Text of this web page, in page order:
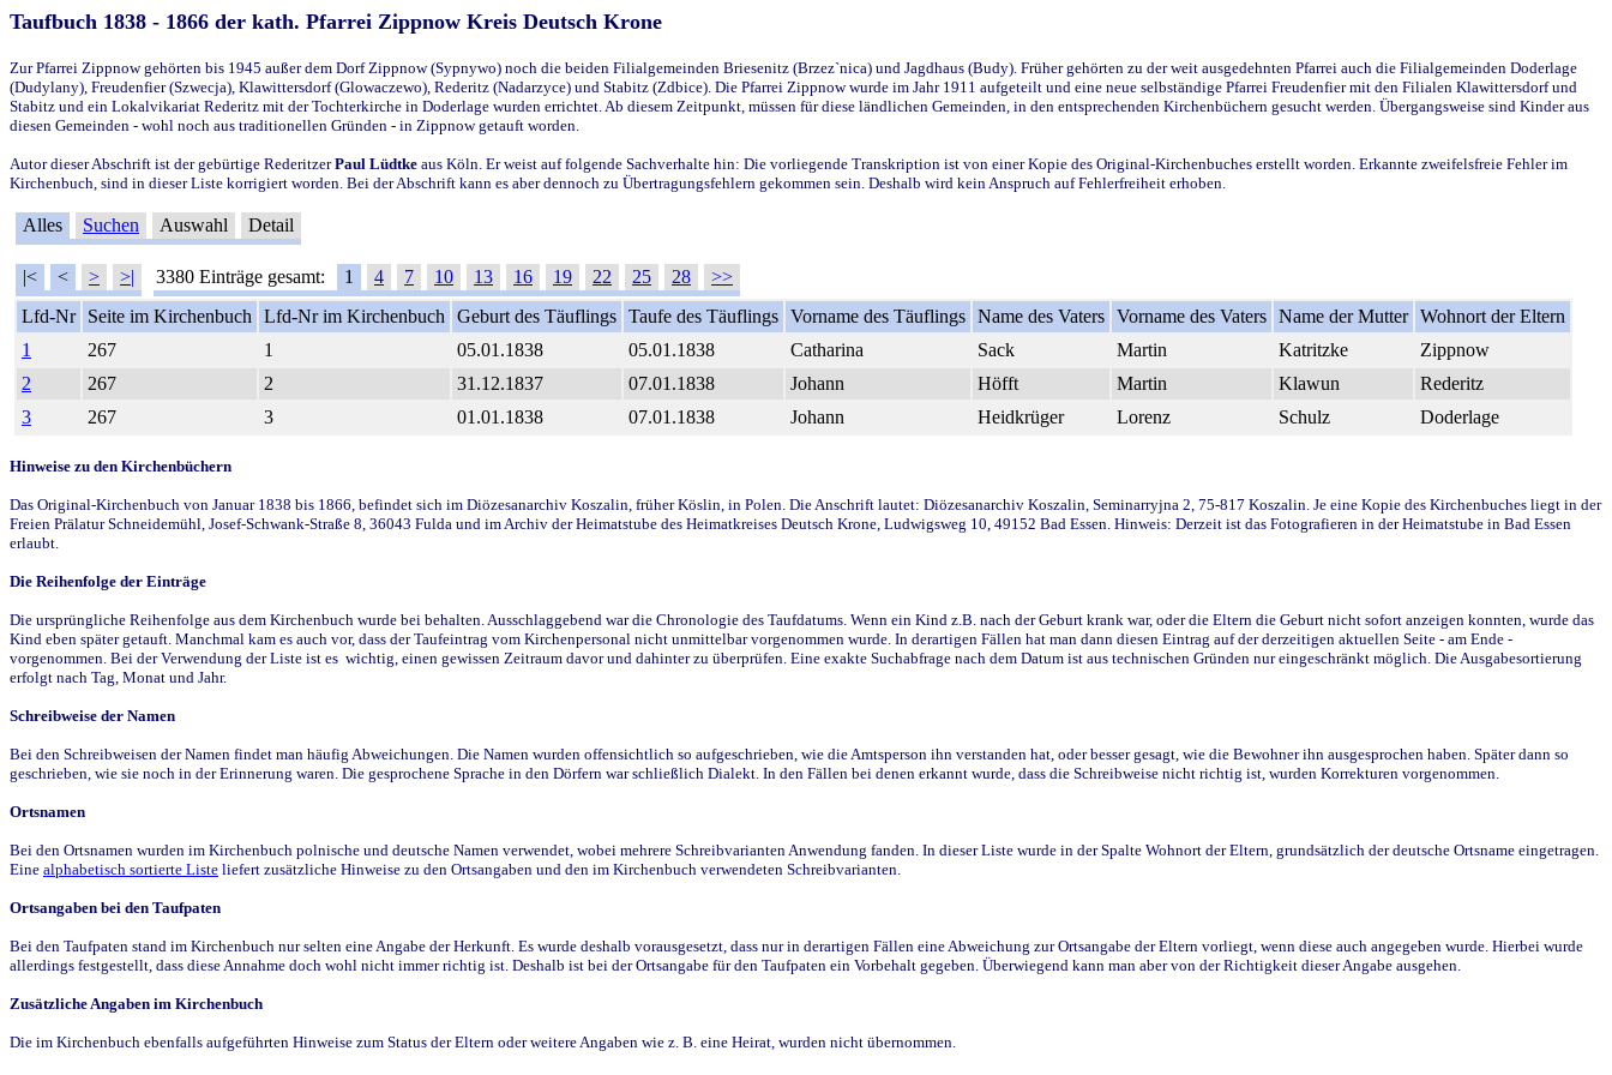
Taufbuch 1838 - 1866 der kath. Pfarrei Zippnow Kreis Deutsch Krone
Zur Pfarrei Zippnow gehörten bis 1945 außer dem Dorf Zippnow (Sypnywo) noch die beiden Filialgemeinden Briesenitz (Brzez`nica) und Jagdhaus (Budy). Früher gehörten zu der weit ausgedehnten Pfarrei auch die Filialgemeinden Doderlage
(Dudylany), Freudenfier (Szwecja), Klawittersdorf (Glowaczewo), Rederitz (Nadarzyce) und Stabitz (Zdbice). Die Pfarrei Zippnow wurde im Jahr 1911 aufgeteilt und eine neue selbständige Pfarrei Freudenfier mit den Filialen Klawittersdorf und
Stabitz und ein Lokalvikariat Rederitz mit der Tochterkirche in Doderlage wurden errichtet. Ab diesem Zeitpunkt, müssen für diese ländlichen Gemeinden, in den entsprechenden Kirchenbüchern gesucht werden. Übergangsweise sind Kinder aus
diesen Gemeinden - wohl noch aus traditionellen Gründen - in Zippnow getauft worden.
Autor dieser Abschrift ist der gebürtige RederitzerPaul Lüdtke aus Köln. Er weist auf folgende Sachverhalte hin: Die vorliegende Transkription ist von einer Kopie des Original-Kirchenbuches erstellt worden. Erkannte zweifelsfreie Fehler im
Kirchenbuch, sind in dieser Liste korrigiert worden. Bei der Abschrift kann es aber dennoch zu Übertragungsfehlern gekommen sein. Deshalb wird kein Anspruch auf Fehlerfreiheit erhoben.
Alles Suchen Auswahl Detail
|< < > >| 3380 Einträge gesamt: 1 4 7 10 13 16 19 22 25 28
>>
Lfd-Nr
Seite im Kirchenbuch Lfd-Nr im Kirchenbuch Geburt des Täuflings Taufe des Täuflings Vorname des Täuflings Name des Vaters Vorname des Vaters Name der Mutter Wohnort der Eltern
1
267 1 05.01.1838 05.01.1838 Catharina Sack Martin Katritzke
Zippnow
2
267 2 31.12.1837 07.01.1838 Johann Höfft Martin Klawun
Rederitz
3
267 3 01.01.1838 07.01.1838 Johann Heidkrüger Lorenz Schulz Doderlage
Hinweise zu den Kirchenbüchern
Das Original-Kirchenbuch von Januar 1838 bis 1866, befindet sich im Diözesanarchiv Koszalin, früher Köslin, in Polen. Die Anschrift lautet: Diözesanarchiv Koszalin, Seminarryjna 2, 75-817 Koszalin. Je eine Kopie des Kirchenbuches liegt in der
Freien Prälatur Schneidemühl, Josef-Schwank-Straße 8, 36043 Fulda und im Archiv der Heimatstube des Heimatkreises Deutsch Krone, Ludwigsweg 10, 49152 Bad Essen. Hinweis: Derzeit ist das Fotografieren in der Heimatstube in Bad Essen
erlaubt.
Die Reihenfolge der Einträge
Die ursprüngliche Reihenfolge aus dem Kirchenbuch wurde bei behalten. Ausschlaggebend war die Chronologie des Taufdatums. Wenn ein Kind z.B. nach der Geburt krank war, oder die Eltern die Geburt nicht sofort anzeigen konnten, wurde das
Kind eben später getauft. Manchmal kam es auch vor, dass der Taufeintrag vom Kirchenpersonal nicht unmittelbar vorgenommen wurde. In derartigen Fällen hat man dann diesen Eintrag auf der derzeitigen aktuellen Seite - am Ende -
vorgenommen. Bei der Verwendung der Liste ist es wichtig, einen gewissen Zeitraum davor und dahinter zu überprüfen. Eine exakte Suchabfrage nach dem Datum ist aus technischen Gründen nur eingeschränkt möglich. Die Ausgabesortierung
erfolgt nach Tag, Monat und Jahr.
Schreibweise der Namen
Bei den Schreibweisen der Namen findet man häufig Abweichungen. Die Namen wurden offensichtlich so aufgeschrieben, wie die Amtsperson ihn verstanden hat, oder besser gesagt, wie die Bewohner ihn ausgesprochen haben. Später dann so
geschrieben, wie sie noch in der Erinnerung waren. Die gesprochene Sprache in den Dörfern war schließlich Dialekt. In den Fällen bei denen erkannt wurde, dass die Schreibweise nicht richtig ist, wurden Korrekturen vorgenommen.
Ortsnamen
Bei den Ortsnamen wurden im Kirchenbuch polnische und deutsche Namen verwendet, wobei mehrere Schreibvarianten Anwendung fanden. In dieser Liste wurde in der Spalte Wohnort der Eltern, grundsätzlich der deutsche Ortsname eingetragen.
Eine alphabetisch sortierte Liste liefert zusätzliche Hinweise zu den Ortsangaben und den im Kirchenbuch verwendeten Schreibvarianten.
Ortsangaben bei den Taufpaten
Bei den Taufpaten stand im Kirchenbuch nur selten eine Angabe der Herkunft. Es wurde deshalb vorausgesetzt, dass nur in derartigen Fällen eine Abweichung zur Ortsangabe der Eltern vorliegt, wenn diese auch angegeben wurde. Hierbei wurde
allerdings festgestellt, dass diese Annahme doch wohl nicht immer richtig ist. Deshalb ist bei der Ortsangabe für den Taufpaten ein Vorbehalt gegeben. Überwiegend kann man aber von der Richtigkeit dieser Angabe ausgehen.
Zusätzliche Angaben im Kirchenbuch
Die im Kirchenbuch ebenfalls aufgeführten Hinweise zum Status der Eltern oder weitere Angaben wie z. B. eine Heirat, wurden nicht übernommen.